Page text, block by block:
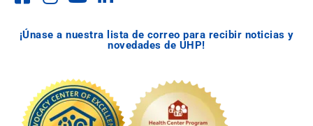
¡Únase a nuestra lista de correo para recibir noticias y
novedades de UHP!